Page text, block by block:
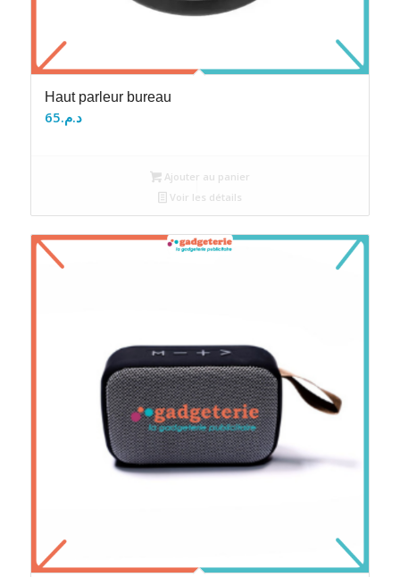
Haut parleur bureau
د.م.65
Ajouter au panier
Voir les détails